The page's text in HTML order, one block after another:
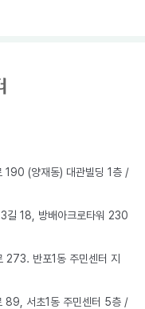
(양재동) 대관빌딩 1층 /
길 18, 방배아크로타워 230
반포1동 주민센터 지
89, 서초1동 주민센터 5층 /